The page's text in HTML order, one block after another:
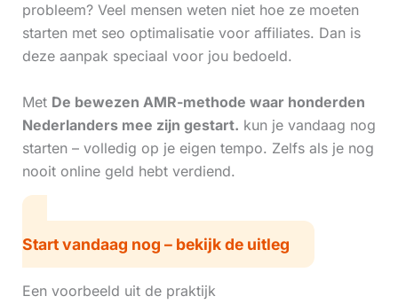
probleem? Veel mensen weten niet hoe ze moeten
starten met seo optimalisatie voor affiliates. Dan is
deze aanpak speciaal voor jou bedoeld.
Met De bewezen AMR-methode waar honderden
Nederlanders mee zijn gestart. kun je vandaag nog
starten – volledig op je eigen tempo. Zelfs als je nog
nooit online geld hebt verdiend.
Start vandaag nog – bekijk de uitleg
Een voorbeeld uit de praktijk